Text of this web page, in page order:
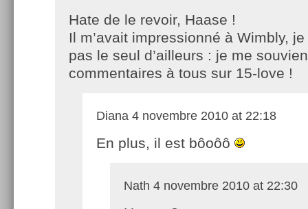
Hate de le revoir, Haase !
Il m’avait impressionné à Wimbly, je
pas le seul d’ailleurs : je me
commentaires à tous sur 15-love !
Diana 4 novembre 2010 at 22:18
En plus, il est bôoôô
Nath 4 novembre 2010 at 22:30